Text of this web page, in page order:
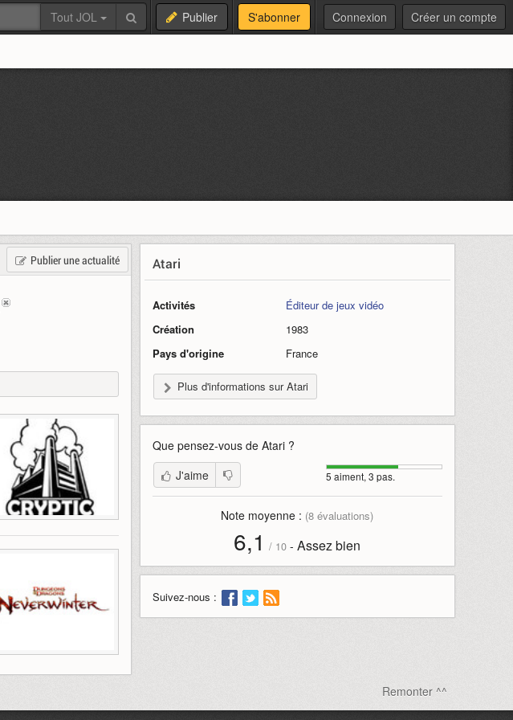
Tout JOL Publier S'abonner Connexion Créer un compte
Publier une actualité Atari
Activités
Éditeur de jeux vidéo
Création
1983
Pays d'origine
France
Plus d'informations sur Atari
Que pensez-vous de Atari?
5 aiment, 3 pas.
J'aime
Note moyenne : (8 évaluations)
6,1 / 10 -Assez bien
Suivez-nous :
Remonter ^^